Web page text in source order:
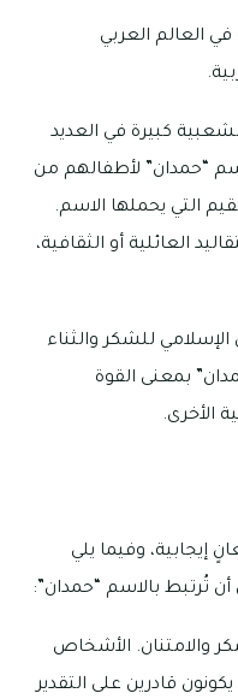
العالم العربي
كبيرة في العديد
اسم “حمدان” لأطفالهم من
التي يحملها الاسم.
العائلية أو الثقافية،
الإسلامي للشكر والثناء
بمعنى القوة
الأخرى.
وفيما يلي
تُرتبط بالاسم “حمدان”:
والامتنان. الأشخاص
قادرين على التقدير